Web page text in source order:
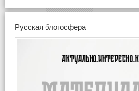
Русская блогосфера